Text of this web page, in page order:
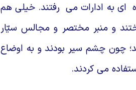
به ادارات مى رفتند. خيلى هم
و منبر مختصر و مجالس سيّار
چون چشم سير بودند و به اوضاع
مى كردند.